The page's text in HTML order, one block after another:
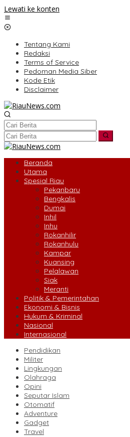
Lewati ke konten
Tentang Kami
Redaksi
Terms of Service
Pedoman Media Siber
Kode Etik
Disclaimer
Beranda
Utama
Spesial Riau
Pekanbaru
Bengkalis
Dumai
Inhil
Inhu
Rokanhilir
Rokanhulu
Kampar
Kuansing
Pelalawan
Siak
Meranti
Politik & Pemerintahan
Ekonomi & Bisnis
Hukum & Kriminal
Nasional
Internasional
Pendidikan
Militer
Lingkungan
Olahraga
Opini
Seputar Islam
Otomatif
Adventure
Gadget
Travel